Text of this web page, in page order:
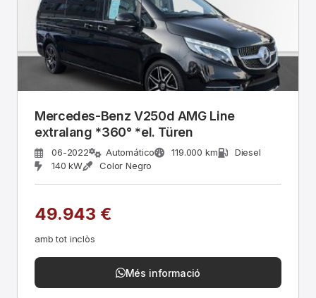
Mercedes-Benz V250d AMG Line
extralang *360° *el. Türen
06-2022 Automático 119.000 km
Diesel
140 kW
Color Negro
49.943 €
amb tot inclòs
Més informació